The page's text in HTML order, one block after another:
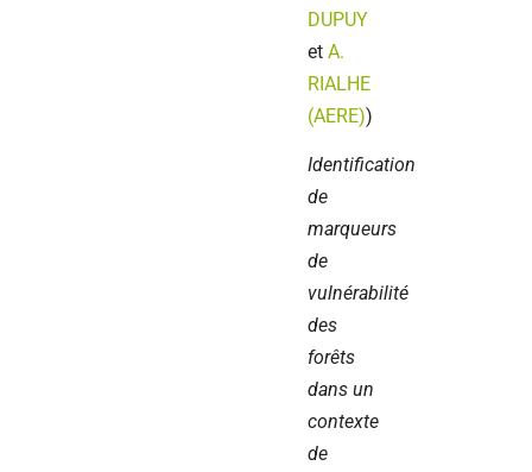
DUPUY
et A.
RIALHE
(AERE))
Identification
de
marqueurs
de
vulnérabilité
des
forêts
dans un
contexte
de